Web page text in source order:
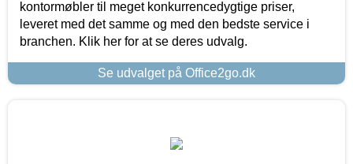
kontormøbler til meget konkurrencedygtige priser,
leveret med det samme og med den bedste service i
branchen. Klik her for at se deres udvalg.
Se udvalget på Office2go.dk